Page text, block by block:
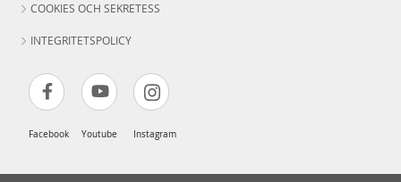
COOKIES OCH SEKRETESS
INTEGRITETSPOLICY
Facebook Youtube Instagram